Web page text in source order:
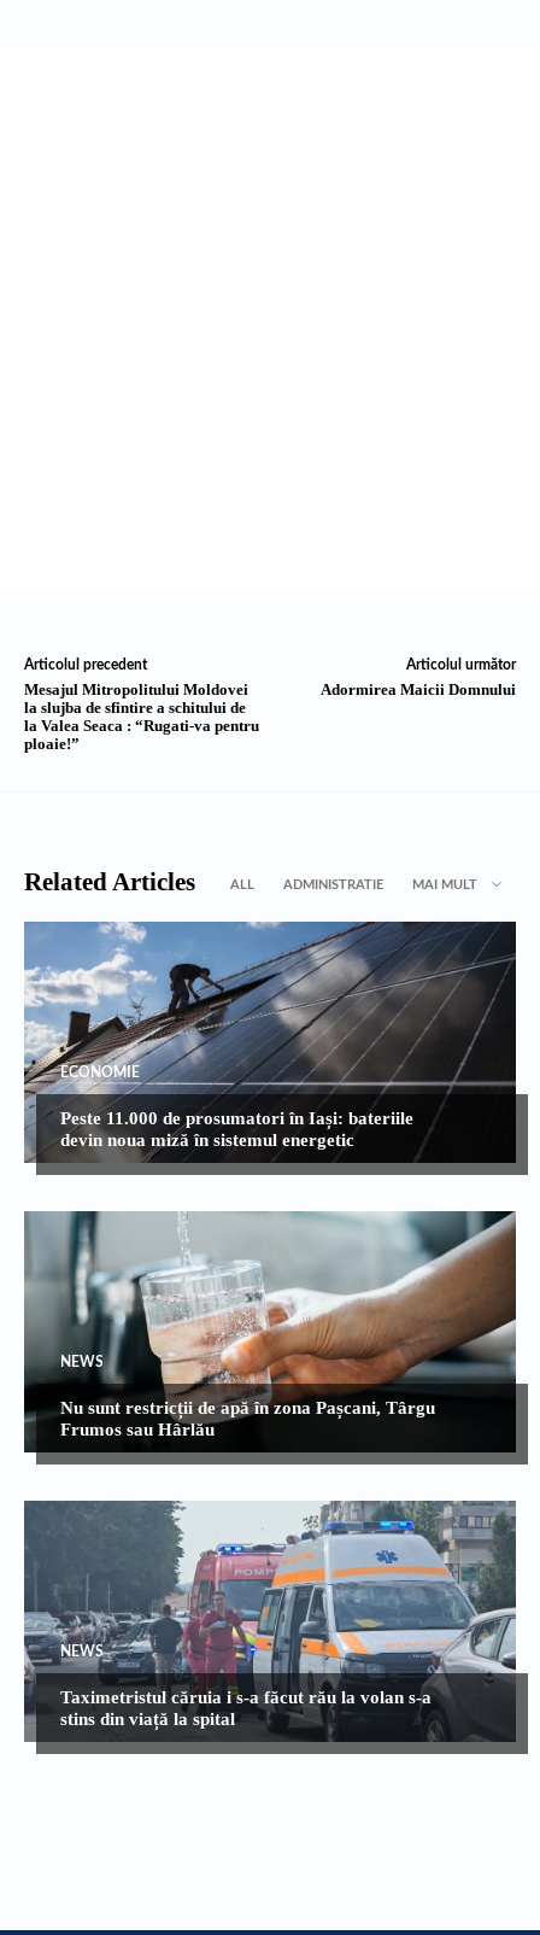
Articolul precedent
Mesajul Mitropolitului Moldovei
la slujba de sfintire a schitului de
la Valea Seaca : “Rugati-va pentru
ploaie!”
Articolul următor
Adormirea Maicii Domnului
Related Articles ALL ADMINISTRATIE MAI MULT
ECONOMIE
Peste 11.000 de prosumatori în Iași: bateriile
devin noua miză în sistemul energetic
NEWS
Nu sunt restricții de apă în zona Pașcani, Târgu
Frumos sau Hârlău
NEWS
Taximetristul căruia i s-a făcut rău la volan s-a
stins din viață la spital